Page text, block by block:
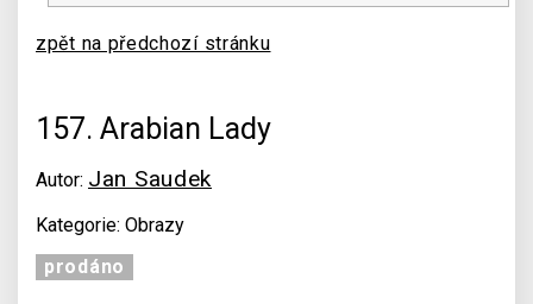
zpět na předchozí stránku
157. Arabian Lady
Autor: Jan Saudek
Kategorie: Obrazy
prodáno